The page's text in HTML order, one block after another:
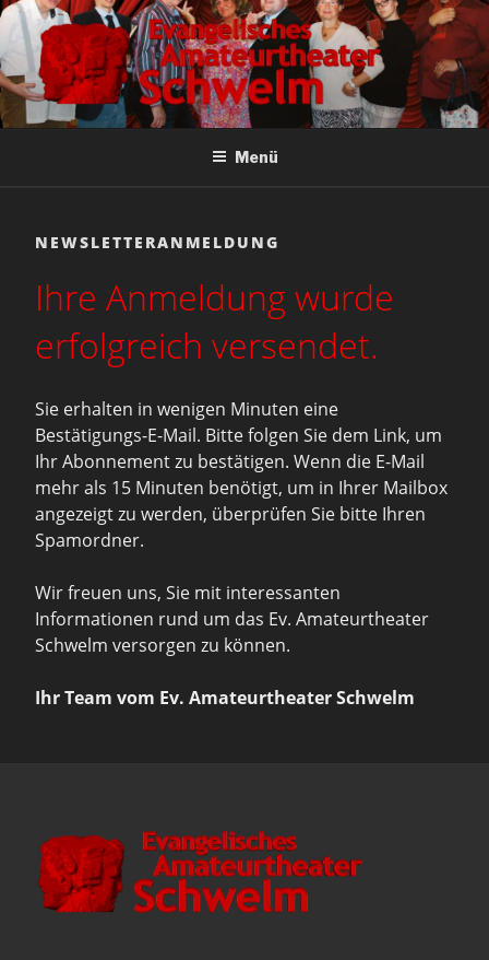
Zum
Inhalt
springen
EVANGELISCHES
SCHWELM
Wir lieben Theater!
Menü
NEWSLETTERANMELDUNG
Ihre Anmeldung wurde
erfolgreich versendet.
Sie erhalten in wenigen Minuten eine
Bestätigungs-E-Mail. Bitte folgen Sie dem Link, um
Ihr Abonnement zu bestätigen. Wenn die E-Mail
mehr als 15 Minuten benötigt, um in Ihrer Mailbox
angezeigt zu werden, überprüfen Sie bitte Ihren
Spamordner.
Wir freuen uns, Sie mit interessanten
Informationen rund um das Ev. Amateurtheater
Schwelm versorgen zu können.
Ihr Team vom Ev. Amateurtheater Schwelm